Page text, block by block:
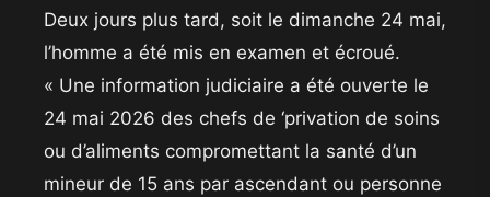
Deux jours plus tard, soit le dimanche 24 mai,
l’homme a été mis en examen et écroué.
« Une information judiciaire a été ouverte le
24 mai 2026 des chefs de ‘privation de soins
ou d’aliments compromettant la santé d’un
mineur de 15 ans par ascendant ou personne